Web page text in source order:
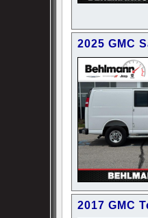
2025 GMC
2017 GMC